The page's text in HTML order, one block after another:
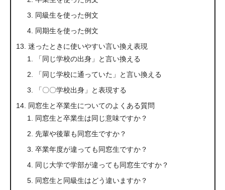
同級生を使った例文
同期生を使った例文
迷ったときに使いやすい言い換え表現
「同じ学校の出身」と言い換える
「同じ学校に通っていた」と言い換える
「〇〇学校出身」と表現する
同窓生と卒業生についてのよくある質問
同窓生と卒業生は同じ意味ですか？
先輩や後輩も同窓生ですか？
卒業年度が違っても同窓生ですか？
同じ大学で学部が違っても同窓生ですか？
同窓生と同級生はどう違いますか？